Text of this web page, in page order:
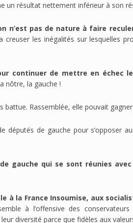
un résultat nettement inférieur à son
n’est pas de nature à faire
creuser les inégalités sur lesquelles
continuer de mettre en échec
nôtre, la gauche !
Rassemblée, elle pouvait
de gauche pour s’opposer
gauche qui se sont réunies
à la France Insoumise, aux
à l’offensive des
diversité parce que fidèles aux